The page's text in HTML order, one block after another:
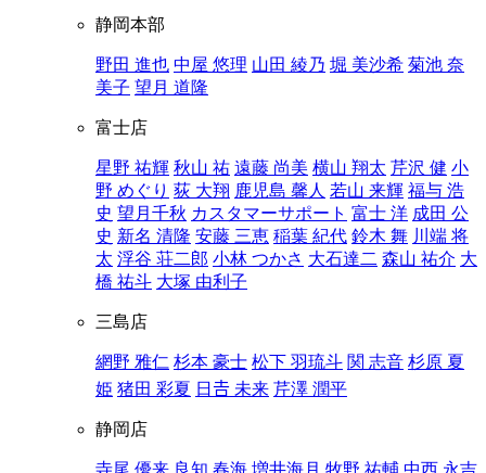
静岡本部
野田 進也 中屋 悠理 山田 綾乃 堀 美沙希 菊池 奈
美子 望月 道隆
富士店
星野 祐輝 秋山 祐 遠藤 尚美 横山 翔太 芹沢 健 小
野 めぐり 荻 大翔 鹿児島 馨人 若山 来輝 福与 浩
史 望月千秋 カスタマーサポート 富士 洋 成田 公
史 新名 清隆 安藤 三恵 稲葉 紀代 鈴木 舞 川端 将
太 浮谷 荘二郎 小林 つかさ 大石達二 森山 祐介 大
橋 祐斗 大塚 由利子
三島店
網野 雅仁 杉本 豪士 松下 羽琉斗 関 志音 杉原 夏
姫 猪田 彩夏 日𠮷 未来 芹澤 潤平
静岡店
寺尾 優来 良知 春海 増井海月 牧野 祐輔 中西 永吉